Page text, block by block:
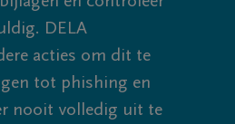
DELA
acties om dit te
tot phishing en
nooit volledig uit te